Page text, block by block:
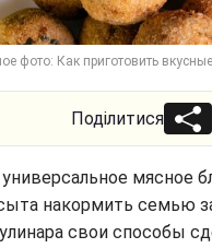
фото: Как приготовить
Поділитися
мясное
накормить семью
свои способы